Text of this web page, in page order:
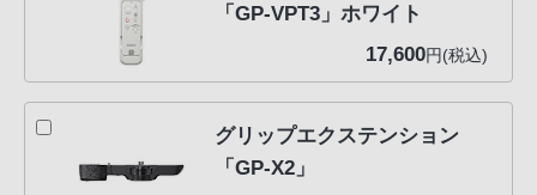
「GP-VPT3」ホワイト
17,600円(税込)
グリップエクステンション
「GP-X2」